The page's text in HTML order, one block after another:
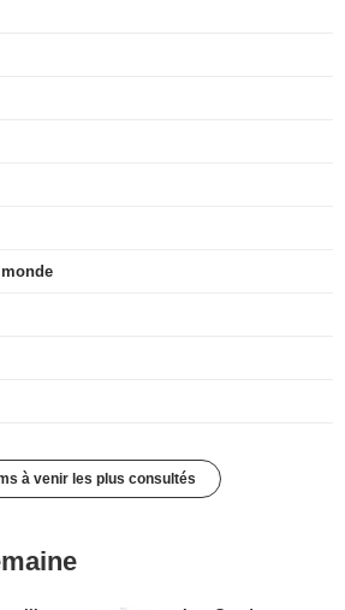
à venir les plus consultés